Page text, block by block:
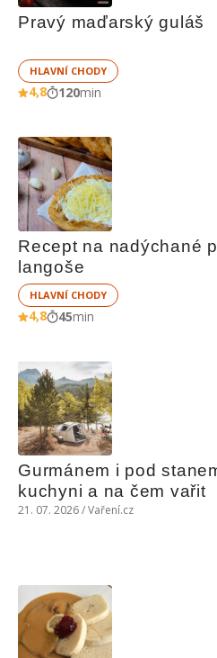
Pravý maďarský guláš
HLAVNÍ CHODY
4,8 120min
Recept na nadýchané
langoše
HLAVNÍ CHODY
4,8 45min
Gurmánem i pod
kuchyni a na čem vařit
21. 07. 2026 / Vaření.cz